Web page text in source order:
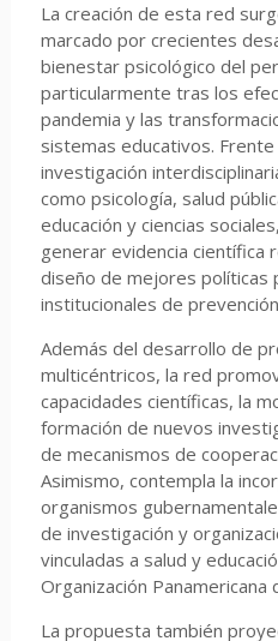
La creación de esta red
marcado por crecientes
bienestar psicológico del
particularmente tras los
pandemia y las
sistemas educativos.
investigación
como psicología, salud
educación y ciencias
generar evidencia científica
diseño de mejores políticas
institucionales de
Además del desarrollo de
multicéntricos, la red
capacidades científicas, la
formación de nuevos
de mecanismos de
Asimismo, contempla la
organismos
de investigación y
vinculadas a salud y
Organización Panamericana
La propuesta también